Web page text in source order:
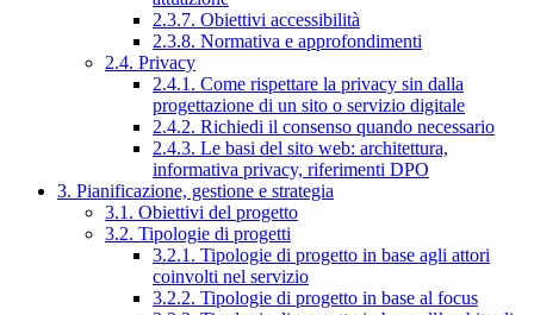
2.3.7. Obiettivi accessibilità
2.3.8. Normativa e approfondimenti
2.4. Privacy
2.4.1. Come rispettare la privacy sin dalla
progettazione di un sito o servizio digitale
2.4.2. Richiedi il consenso quando necessario
2.4.3. Le basi del sito web: architettura,
informativa privacy, riferimenti DPO
3. Pianificazione, gestione e strategia
3.1. Obiettivi del progetto
3.2. Tipologie di progetti
3.2.1. Tipologie di progetto in base agli attori
coinvolti nel servizio
3.2.2. Tipologie di progetto in base al focus